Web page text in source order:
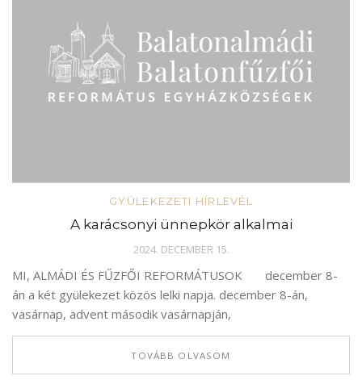
GYÜLEKEZETI HÍRLEVÉL
A karácsonyi ünnepkör alkalmai
2024. DECEMBER 15.
MI, ALMÁDI ÉS FŰZFŐI REFORMÁTUSOK december 8-
án a két gyülekezet közös lelki napja. december 8-án,
vasárnap, advent második vasárnapján,
TOVÁBB OLVASOM